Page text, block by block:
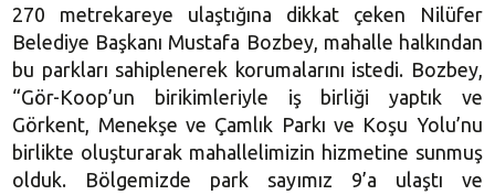
270 metrekareye ulaştığına dikkat çeken Nilüfer
Belediye Başkanı Mustafa Bozbey, mahalle halkından
bu parkları sahiplenerek korumalarını istedi. Bozbey,
“Gör-Koop’un birikimleriyle iş birliği yaptık ve
Görkent, Menekşe ve Çamlık Parkı ve Koşu Yolu’nu
birlikte oluşturarak mahallelimizin hizmetine sunmuş
olduk. Bölgemizde park sayımız 9’a ulaştı ve